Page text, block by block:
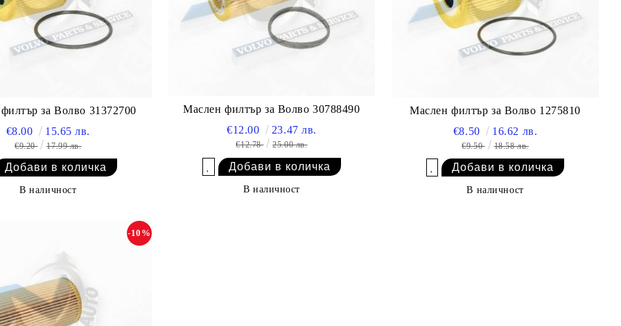
за Волво 31372700
€8.00 15.65 лв.
€9.20 17.99 лв.
В наличност
Маслен филтър за Волво 30788490
€12.00 23.47 лв.
€12.78 25.00 лв.
В наличност
Маслен филтър за Волво 1275810
€8.50 16.62 лв.
€9.50 18.58 лв.
В наличност
-10%